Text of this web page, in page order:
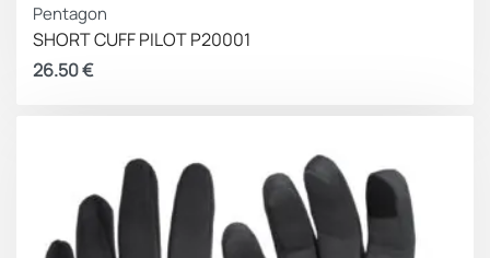
Pentagon
SHORT CUFF PILOT P20001
26.50€